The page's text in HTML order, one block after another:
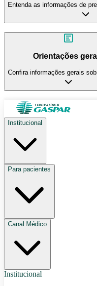
Entenda as informações de
Orientações
Confira informações gerais
Institucional
Para pacientes
Canal Médico
Institucional